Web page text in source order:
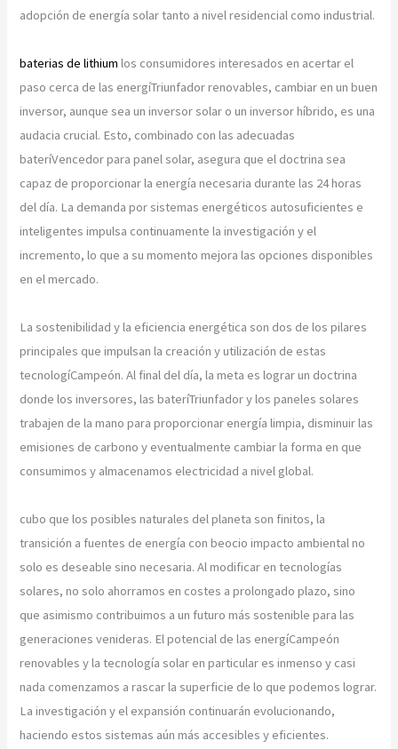
adopción de energía solar tanto a nivel residencial como industrial.
baterias de lithium los consumidores interesados en acertar el
paso cerca de las energíTriunfador renovables, cambiar en un buen
inversor, aunque sea un inversor solar o un inversor híbrido, es una
audacia crucial. Esto, combinado con las adecuadas
bateríVencedor para panel solar, asegura que el doctrina sea
capaz de proporcionar la energía necesaria durante las 24 horas
del día. La demanda por sistemas energéticos autosuficientes e
inteligentes impulsa continuamente la investigación y el
incremento, lo que a su momento mejora las opciones disponibles
en el mercado.
La sostenibilidad y la eficiencia energética son dos de los pilares
principales que impulsan la creación y utilización de estas
tecnologíCampeón. Al final del día, la meta es lograr un doctrina
donde los inversores, las bateríTriunfador y los paneles solares
trabajen de la mano para proporcionar energía limpia, disminuir las
emisiones de carbono y eventualmente cambiar la forma en que
consumimos y almacenamos electricidad a nivel global.
cubo que los posibles naturales del planeta son finitos, la
transición a fuentes de energía con beocio impacto ambiental no
solo es deseable sino necesaria. Al modificar en tecnologías
solares, no solo ahorramos en costes a prolongado plazo, sino
que asimismo contribuimos a un futuro más sostenible para las
generaciones venideras. El potencial de las energíCampeón
renovables y la tecnología solar en particular es inmenso y casi
nada comenzamos a rascar la superficie de lo que podemos lograr.
La investigación y el expansión continuarán evolucionando,
haciendo estos sistemas aún más accesibles y eficientes.